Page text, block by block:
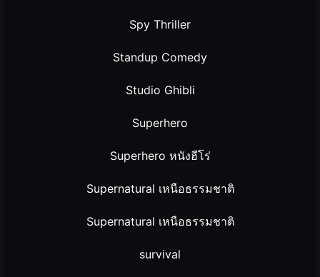
Spy Thriller
Standup Comedy
Studio Ghibli
Superhero
Superhero หนังฮีโร่
Supernatural เหนือธรรมชาติ
Supernatural เหนือธรรมชาติ
survival